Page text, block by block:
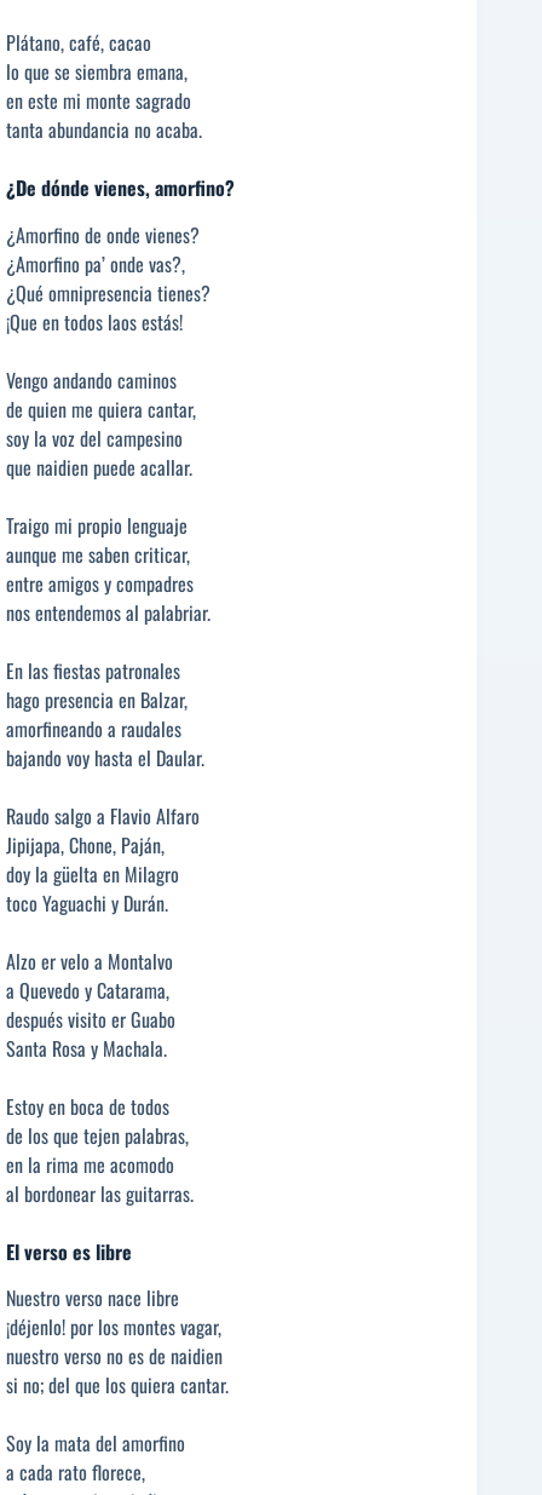
Plátano, café, cacao
lo que se siembra emana,
en este mi monte sagrado
tanta abundancia no acaba.
¿De dónde vienes, amorfino?
¿Amorfino de onde vienes?
¿Amorfino pa’ onde vas?,
¿Qué omnipresencia tienes?
¡Que en todos laos estás!
Vengo andando caminos
de quien me quiera cantar,
soy la voz del campesino
que naidien puede acallar.
Traigo mi propio lenguaje
aunque me saben criticar,
entre amigos y compadres
nos entendemos al palabriar.
En las fiestas patronales
hago presencia en Balzar,
amorfineando a raudales
bajando voy hasta el Daular.
Raudo salgo a Flavio Alfaro
Jipijapa, Chone, Paján,
doy la güelta en Milagro
toco Yaguachi y Durán.
Alzo er velo a Montalvo
a Quevedo y Catarama,
después visito er Guabo
Santa Rosa y Machala.
Estoy en boca de todos
de los que tejen palabras,
en la rima me acomodo
al bordonear las guitarras.
El verso es libre
Nuestro verso nace libre
¡déjenlo! por los montes vagar,
nuestro verso no es de naidien
si no; del que los quiera cantar.
Soy la mata del amorfino
a cada rato florece,